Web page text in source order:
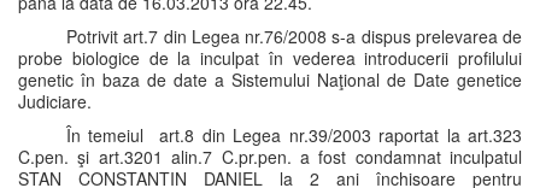
Potrivit art.7 din Legea nr.76/2008 s-a dispus prelevarea de
probe biologice de la inculpat în vederea introducerii profilului
genetic în baza de date a Sistemului Naţional de Date genetice
Judiciare.
În temeiul art.8 din Legea nr.39/2003 raportat la art.323
C.pen. şi art.3201 alin.7 C.pr.pen. a fost condamnat inculpatul
STAN CONSTANTIN DANIEL la 2 ani închisoare pentru